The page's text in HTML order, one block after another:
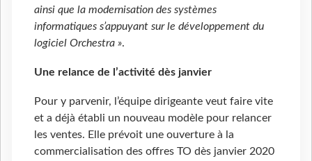
ainsi que la modernisation des systèmes
informatiques s’appuyant sur le développement du
logiciel Orchestra ».
Une relance de l’activité dès janvier
Pour y parvenir, l’équipe dirigeante veut faire vite
et a déjà établi un nouveau modèle pour relancer
les ventes. Elle prévoit une ouverture à la
commercialisation des offres TO dès janvier 2020